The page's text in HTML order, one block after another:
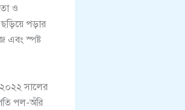
ও
পড়ার
এবং স্পষ্ট
২০২২ সালের
পল-অঁরি